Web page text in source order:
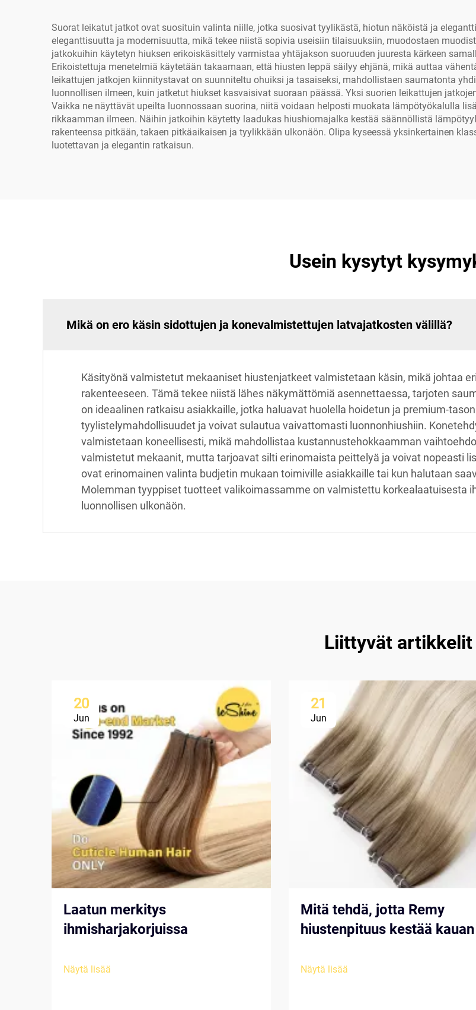
Suorat leikatut jatkot ovat suosituin valinta niille, jotka suosivat tyylikästä, hiotun näköistä ja
eleganttisuutta ja modernisuutta, mikä tekee niistä sopivia useisiin tilaisuuksiin, muodostaen
jatkokuihin käytetyn hiuksen erikoiskäsittely varmistaa yhtäjakson suoruuden juuresta kärkeen
Erikoistettuja menetelmiä käytetään takaamaan, että hiusten leppä säilyy ehjänä, mikä auttaa
leikattujen jatkojen kiinnitystavat on suunniteltu ohuiksi ja tasaiseksi, mahdollistaen saumatonta
luonnollisen ilmeen, kuin jatketut hiukset kasvaisivat suoraan päässä. Yksi suorien leikattujen
Vaikka ne näyttävät upeilta luonnossaan suorina, niitä voidaan helposti muokata lämpötyökalulla
rikkaamman ilmeen. Näihin jatkoihin käytetty laadukas hiushiomajalka kestää säännöllistä
rakenteensa pitkään, takaen pitkäaikaisen ja tyylikkään ulkonäön. Olipa kyseessä yksinkertainen
luotettavan ja elegantin ratkaisun.
Usein kysytyt
Mikä on ero käsin sidottujen ja konevalmistettujen latvajatkosten välillä?
Käsityönä valmistetut mekaaniset hiustenjatkeet valmistetaan käsin, mikä johtaa
rakenteeseen. Tämä tekee niistä lähes näkymättömiä asennettaessa, tarjoten
on ideaalinen ratkaisu asiakkaille, jotka haluavat huolella hoidetun ja premium-
tyylistelymahdollisuudet ja voivat sulautua vaivattomasti luonnonhiushiin.
valmistetaan koneellisesti, mikä mahdollistaa kustannustehokkaamman
valmistetut mekaanit, mutta tarjoavat silti erinomaista peittelyä ja voivat nopeasti
ovat erinomainen valinta budjetin mukaan toimiville asiakkaille tai kun halutaan
Molemman tyyppiset tuotteet valikoimassamme on valmistettu korkealaatuisesta
luonnollisen ulkonäön.
Liittyvät artikkelit
20
Jun
Laatun merkitys
ihmisharjakorjuissa
Näytä lisää
21
Jun
Mitä tehdä, jotta Remy
hiustenpituus kestää kauan
Näytä lisää